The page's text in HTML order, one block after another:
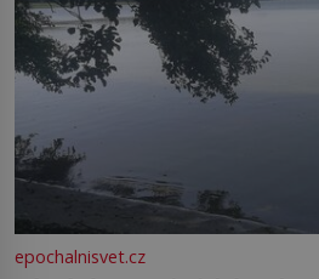
epochalnisvet.cz